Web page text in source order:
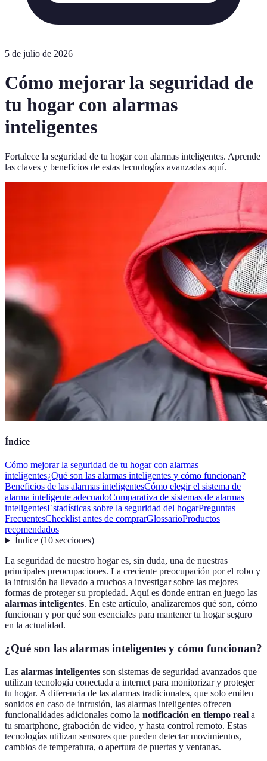
5 de julio de 2026
Cómo mejorar la seguridad de
tu hogar con alarmas
inteligentes
Fortalece la seguridad de tu hogar con alarmas inteligentes. Aprende
las claves y beneficios de estas tecnologías avanzadas aquí.
Índice
Cómo mejorar la seguridad de tu hogar con alarmas
inteligentes¿Qué son las alarmas inteligentes y cómo funcionan?
Beneficios de las alarmas inteligentesCómo elegir el sistema de
alarma inteligente adecuadoComparativa de sistemas de alarmas
inteligentesEstadísticas sobre la seguridad del hogarPreguntas
FrecuentesChecklist antes de comprarGlossarioProductos
recomendados
Índice(10 secciones)
La seguridad de nuestro hogar es, sin duda, una de nuestras
principales preocupaciones. La creciente preocupación por el robo y
la intrusión ha llevado a muchos a investigar sobre las mejores
formas de proteger su propiedad. Aquí es donde entran en juego las
alarmas inteligentes. En este artículo, analizaremos qué son, cómo
funcionan y por qué son esenciales para mantener tu hogar seguro
en la actualidad.
¿Qué son las alarmas inteligentes y cómo funcionan?
Las alarmas inteligentes son sistemas de seguridad avanzados que
utilizan tecnología conectada a internet para monitorizar y proteger
tu hogar. A diferencia de las alarmas tradicionales, que solo emiten
sonidos en caso de intrusión, las alarmas inteligentes ofrecen
funcionalidades adicionales como la notificación en tiempo real a
tu smartphone, grabación de video, y hasta control remoto. Estas
tecnologías utilizan sensores que pueden detectar movimientos,
cambios de temperatura, o apertura de puertas y ventanas.